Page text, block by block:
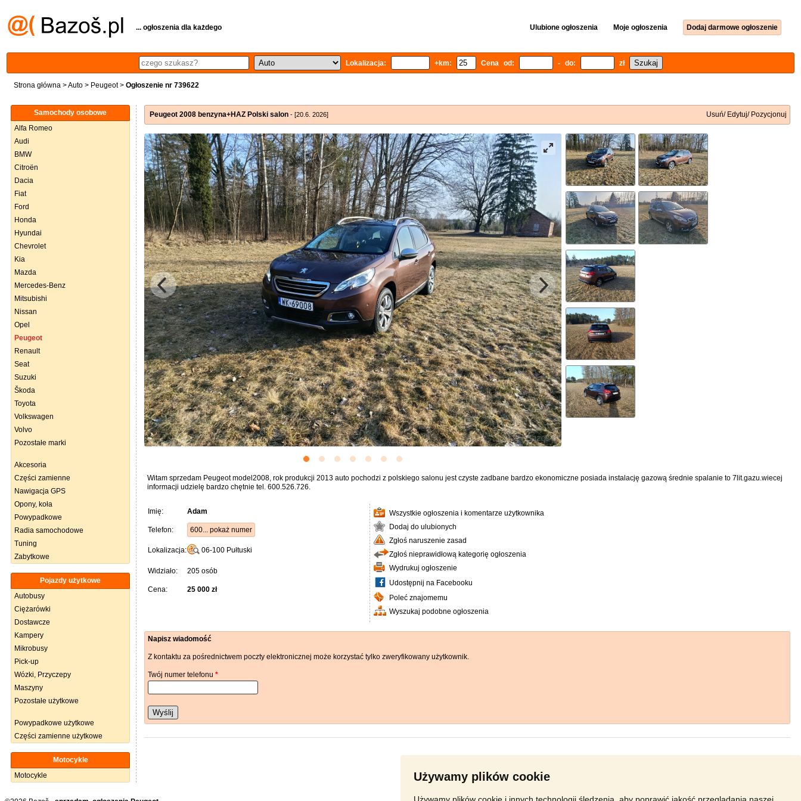
Używamy plików cookie
Używamy plików cookie i innych technologii śledzenia, aby poprawić jakość przeglądania naszej
... ogłoszenia dla każdego Ulubione ogłoszenia Moje ogłoszenia Dodaj darmowe ogłoszenie
Lokalizacja: +km: Cena od: - do: zł
Strona główna >Auto > Peugeot> Ogłoszenie nr 739622
Samochody osobowe
Alfa Romeo
Audi
BMW
Citroën
Dacia
Fiat
Ford
Honda
Hyundai
Chevrolet
Kia
Mazda
Mercedes-Benz
Mitsubishi
Nissan
Opel
Peugeot
Renault
Seat
Suzuki
Škoda
Toyota
Volkswagen
Volvo
Pozostałe marki
Akcesoria
Części zamienne
Nawigacja GPS
Opony, koła
Powypadkowe
Radia samochodowe
Tuning
Zabytkowe
Pojazdy użytkowe
Autobusy
Ciężarówki
Dostawcze
Kampery
Mikrobusy
Pick-up
Wózki, Przyczepy
Maszyny
Pozostałe użytkowe
Powypadkowe użytkowe
Części zamienne użytkowe
Motocykle
Motocykle
Peugeot 2008 benzyna+HAZ Polski salon - [20.6. 2026] Usuń/ Edytuj/ Pozycjonuj
Witam sprzedam Peugeot model2008, rok produkcji 2013 auto pochodzi z polskiego salonu jest czyste zadbane bardzo ekonomiczne posiada instalację gazową średnie spalanie to 7lit.gazu.wiecej
informacji udzielę bardzo chętnie tel. 600.526.726.
Imię: Adam
Telefon: 600... pokaż numer
Lokalizacja: 06-100 Pułtuski
Widziało: 205 osób
Cena: 25 000 zł
Wszystkie ogłoszenia i komentarze użytkownika
Dodaj do ulubionych
Zgłoś naruszenie zasad
Zgłoś nieprawidłową kategorię ogłoszenia
Wydrukuj ogłoszenie
Udostępnij na Facebooku
Poleć znajomemu
Wyszukaj podobne ogłoszenia
Napisz wiadomość
Z kontaktu za pośrednictwem poczty elektronicznej może korzystać tylko zweryfikowany użytkownik.
Twój numer telefonu *
Wyślij